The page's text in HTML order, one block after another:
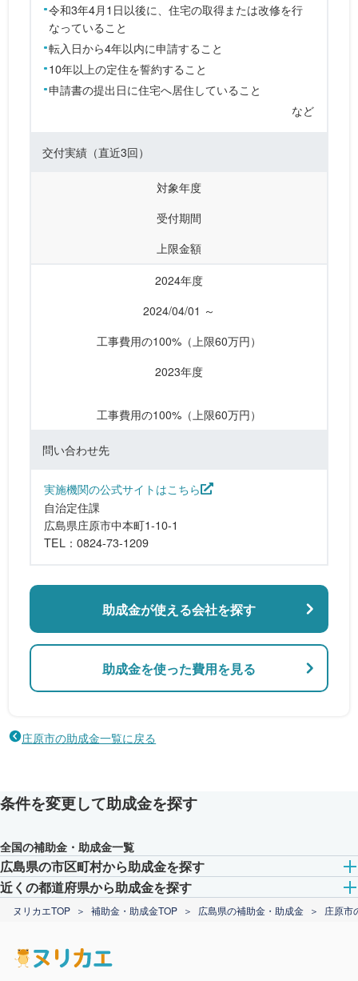
令和3年4月1日以後に、住宅の取得または改修を行
なっていること
転入日から4年以内に申請すること
10年以上の定住を誓約すること
申請書の提出日に住宅へ居住していること
など
交付実績 （直近3回）
対象年度
受付期間
上限金額
2024年度
2024/04/01 ～
工事費用の100%（上限60万円）
2023年度
工事費用の100%（上限60万円）
問い合わせ先
実施機関の公式サイトはこちら
自治定住課
広島県庄原市中本町1-10-1
TEL：0824-73-1209
助成金を使った費用を見る
助成金が使える会社を探す
庄原市の助成金一覧に戻る
条件を変更して助成金を探す
全国の補助金・助成金一覧
広島県の市区町村から助成金を探す
近くの都道府県から助成金を探す
ヌリカエTOP 補助金・助成金TOP 広島県の補助金・助成金 庄原市